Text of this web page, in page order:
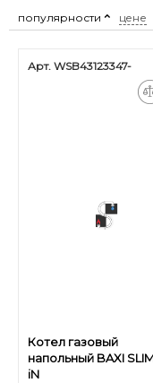
популярности
цене
Арт. WSB43123347-
Котел газовый
напольный BAXI
iN